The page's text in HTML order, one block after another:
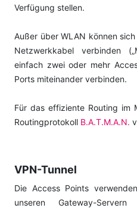
Verfügung stellen.
Außer über WLAN können
Netzwerkkabel verbinden
einfach zwei oder mehr
Ports miteinander verbinden.
Für das effiziente Routing im
Routingprotokoll B.A.T.M.A.N.
VPN-Tunnel
Die Access Points
unseren Gateway-